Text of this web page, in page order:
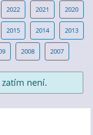
2022 2021 2020
2015 2014 2013
2008 2007
není.